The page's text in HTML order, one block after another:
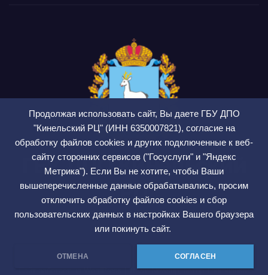
Продолжая использовать сайт, Вы даете ГБУ ДПО
"Кинельский РЦ" (ИНН 6350007821), согласие на
обработку файлов cookies и других подключенные к веб-
сайту сторонних сервисов ("Госуслуги" и "Яндекс
Метрика"). Если Вы не хотите, чтобы Ваши
вышеперечисленные данные обрабатывались, просим
отключить обработку файлов cookies и сбор
пользовательских данных в настройках Вашего браузера
или покинуть сайт.
ОТМЕНА СОГЛАСЕН
ГБУ ДПО Кинельский
РЦ
СМИ ЭЛ № ФС 77 — 75564
Тема: Newsup, авторThemeansar